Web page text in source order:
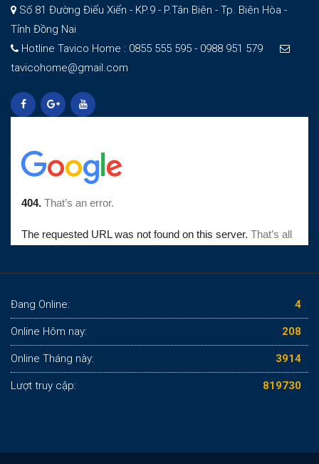
Số 81 Đường Điểu Xiển - KP.9 - P.Tân Biên - Tp. Biên Hòa -
Tỉnh Đồng Nai
Hotline Tavico Home : 0855 555 595 - 0988 951 579
tavicohome@gmail.com
Đang Online: 4
Online Hôm nay: 208
Online Tháng này: 3914
Lượt truy cập: 819730